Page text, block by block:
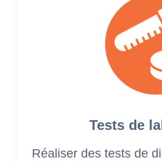
Tests de
Réaliser des tests de